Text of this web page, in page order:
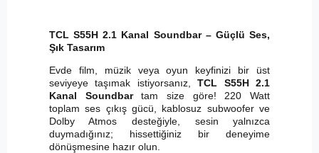
TCL S55H 2.1 Kanal Soundbar – Güçlü Ses,
Şık Tasarım
Evde film, müzik veya oyun keyfinizi bir üst
seviyeye taşımak istiyorsanız,TCL S55H 2.1
Kanal Soundbartam size göre! 220 Watt
toplam ses çıkış gücü, kablosuz subwoofer ve
Dolby Atmos desteğiyle, sesin yalnızca
duymadığınız; hissettiğiniz bir deneyime
dönüşmesine hazır olun.